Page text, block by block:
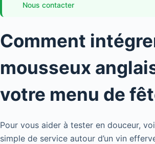
Nous contacter
Comment
mousseux
votre menu de
Pour vous aider à tester en douceur,
simple de service autour d’un vin